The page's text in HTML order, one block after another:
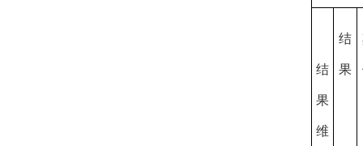
结
果
维
结
果